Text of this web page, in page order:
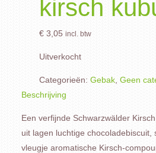
kirsch
€3,05 incl. btw
Uitverkocht
Categorieën: Gebak, Geen
Beschrijving
Een verfijnde Schwarzwälder
uit lagen luchtige chocoladebiscuit,
vleugje aromatische Kirsch-